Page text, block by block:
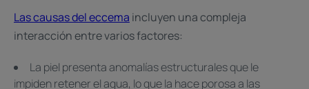
Las causas del eccema incluyen una compleja
interacción entre varios factores:
La piel presenta anomalías estructurales que le
impiden retener el agua, lo que la hace porosa a las